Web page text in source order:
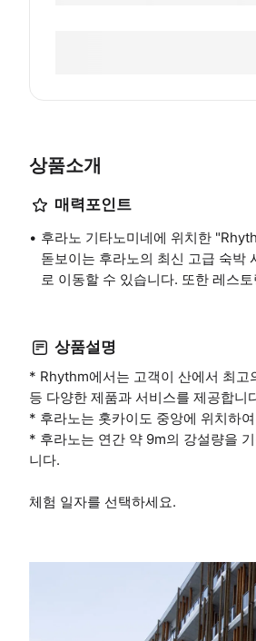
상품소개
매력포인트
후라노 기타노미네에 위치한
돋보이는 후라노의 최신 고급 숙박
로 이동할 수 있습니다. 또한 레스
상품설명
* Rhythm에서는 고객이 산에서 최고
등 다양한 제품과 서비스를 제공합니
* 후라노는 홋카이도 중앙에 위치하
* 후라노는 연간 약 9m의 강설량을
니다.
체험 일자를 선택하세요.